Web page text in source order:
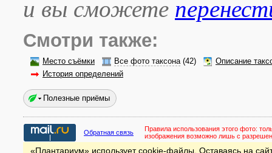
и вы сможете
Смотри также:
Место съёмки Все фото таксона(42)
Описание
История определений
Полезные приёмы
Обратная связь Правила использования этого фото:
изображения возможно лишь с
«Плантариум» использует cookie-файлы. Оставаясь на